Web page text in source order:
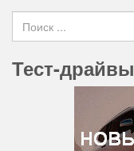
Search for
Тест-драйвы